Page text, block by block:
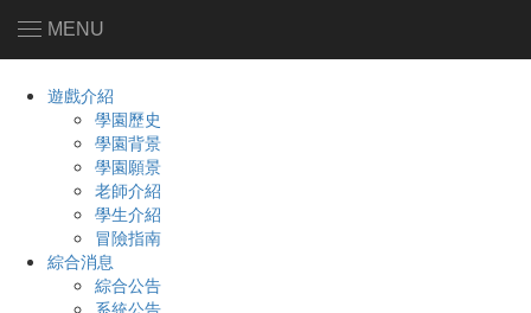
MENU
遊戲介紹
學園歷史
學園背景
學園願景
老師介紹
學生介紹
冒險指南
綜合消息
綜合公告
系統公告